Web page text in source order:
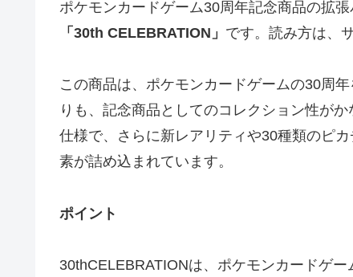
ポケモンカードゲーム30周年記念商品の拡張
「30th CELEBRATION」 です。読み方は、
この商品は、ポケモンカードゲームの30周
りも、記念商品としてのコレクション性が
仕様で、さらに新レアリティや30種類のピ
素が詰め込まれています。
ポイント
30thCELEBRATIONは、ポケモンカードゲ